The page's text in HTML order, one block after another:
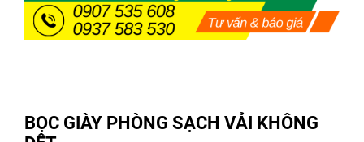
BỌC GIÀY PHÒNG SẠCH VẢI KHÔNG